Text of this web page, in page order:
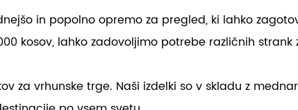
in popolno opremo za pregled, ki lahko
kosov, lahko zadovoljimo potrebe različnih strank
za vrhunske trge. Naši izdelki so v skladu z